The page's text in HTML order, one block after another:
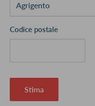
Codice postale
Stima